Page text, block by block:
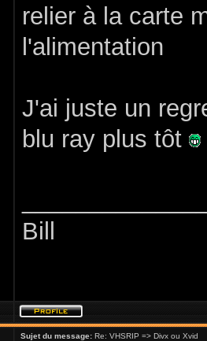
relier à la carte
l'alimentation
J'ai juste un
blu ray plus tôt
Bill
Sujet du message: Re: VHSRIP => Divx ou Xvid